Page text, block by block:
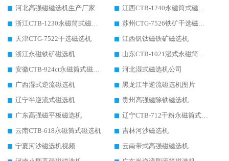
河北高强磁磁选机生产厂家
江西CTB-1240永磁筒式磁选机厂家
浙江CTB-1230永磁筒式磁选机生产厂家
苏州CTG-7526铁矿干选磁选机
天津CTG-7522干选磁选机
江西钒钛磁铁矿磁选机
浙江永磁铁矿磁选机
山东CTB-1021湿式永磁筒式磁选机
安徽CTB-924ct永磁筒式磁选机
河北湿式磁选机公司
广西湿式逆流磁选机
黑龙江半逆流磁选机图片
辽宁半逆流式磁选机
贵州高强磁除铁磁选机
广东高强磁平板磁选机
辽宁CTB-712干粉永磁筒式磁选机
云南CTB-618永磁筒式磁选机
吉林河沙磁选机
宁夏河沙磁选机视频
云南带式高强磁磁选机